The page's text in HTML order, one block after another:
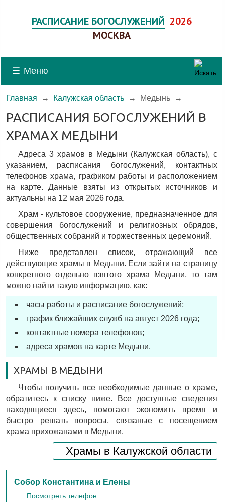
РАСПИСАНИЕ БОГОСЛУЖЕНИЙ 2026
МОСКВА
☰ Меню
Главная → Калужская область → Медынь →
РАСПИСАНИЯ БОГОСЛУЖЕНИЙ В
ХРАМАХ МЕДЫНИ
Адреса 3 храмов в Медыни (Калужская область), c
указанием, расписания богослужений, контактных
телефонов храма, графиком работы и расположением
на карте. Данные взяты из открытых источников и
актуальны на 12 мая 2026 года.
Храм - культовое сооружение, предназначенное для
совершения богослужений и религиозных обрядов,
общественных собраний и торжественных церемоний.
Ниже представлен список, отражающий все
действующие храмы в Медыни. Если зайти на страницу
конкретного отдельно взятого храма Медыни, то там
можно найти такую информацию, как:
часы работы и расписание богослужений;
график ближайших служб на август 2026 года;
контактные номера телефонов;
адреса храмов на карте Медыни.
ХРАМЫ В МЕДЫНИ
Чтобы получить все необходимые данные о храме,
обратитесь к списку ниже. Все доступные сведения
находящиеся здесь, помогают экономить время и
быстро решать вопросы, связаные с посещением
храма прихожанами в Медыни.
Храмы в Калужской области
Собор Константина и Елены
Посмотреть телефон